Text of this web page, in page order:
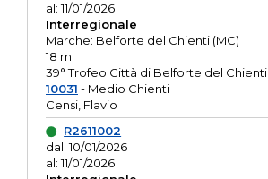
al: 11/01/2026
Interregionale
Marche: Belforte del Chienti (MC)
18 m
39° Trofeo Città di Belforte del Chienti.
10031 - Medio Chienti
Censi, Flavio
R2611002
dal: 10/01/2026
al: 11/01/2026